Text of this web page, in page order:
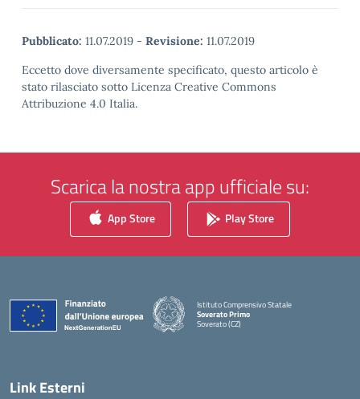
Pubblicato: 11.07.2019 - Revisione: 11.07.2019
Eccetto dove diversamente specificato, questo articolo è
stato rilasciato sotto Licenza Creative Commons
Attribuzione 4.0 Italia.
Scarica la nostra app ufficiale su:
App Store Play Store
Istituto Comprensivo Statale
Soverato Primo
Soverato (CZ)
Link Esterni